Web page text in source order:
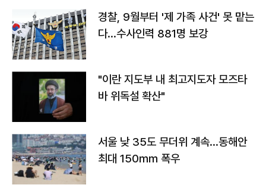
경찰, 9월부터 '제 가족 사건' 못 맡는
다…수사인력 881명 보강
"이란 지도부 내 최고지도자 모즈타
바 위독설 확산"
서울 낮 35도 무더위 계속…동해안
최대 150㎜ 폭우